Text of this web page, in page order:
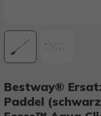
Bestway®
Paddel